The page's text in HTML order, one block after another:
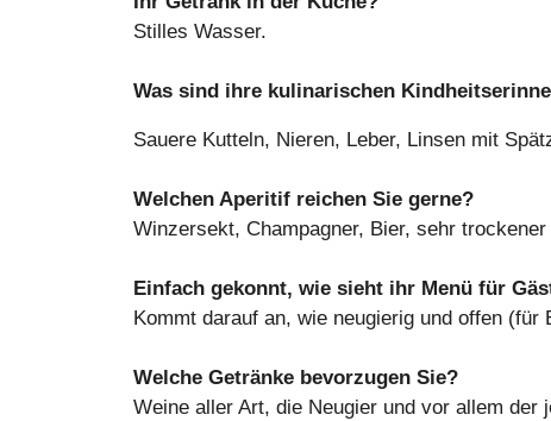
Stilles Wasser.
Was sind ihre kulinarischen
Sauere Kutteln, Nieren, Leber, Linsen mit
Welchen Aperitif reichen Sie gerne?
Winzersekt, Champagner, Bier, sehr
Einfach gekonnt, wie sieht ihr Menü für
Kommt darauf an, wie neugierig und offen
Welche Getränke bevorzugen Sie?
Weine aller Art, die Neugier und vor allem der